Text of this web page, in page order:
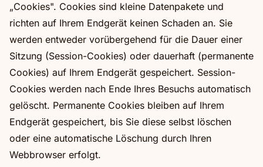
„Cookies". Cookies sind kleine Datenpakete und
richten auf Ihrem Endgerät keinen Schaden an. Sie
werden entweder vorübergehend für die Dauer einer
Sitzung (Session-Cookies) oder dauerhaft (permanente
Cookies) auf Ihrem Endgerät gespeichert. Session-
Cookies werden nach Ende Ihres Besuchs automatisch
gelöscht. Permanente Cookies bleiben auf Ihrem
Endgerät gespeichert, bis Sie diese selbst löschen
oder eine automatische Löschung durch Ihren
Webbrowser erfolgt.